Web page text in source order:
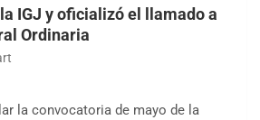
IGJ y oficializó el llamado a
Ordinaria
la convocatoria de mayo de la